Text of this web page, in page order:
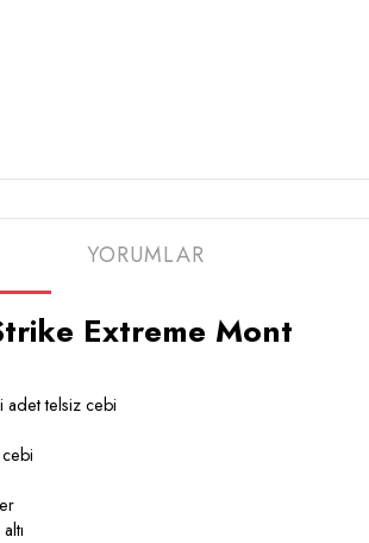
Extreme Mont
adet telsiz cebi
YORUMLAR